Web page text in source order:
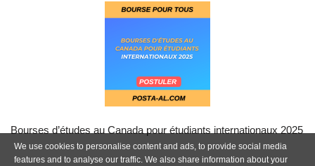
Bourses d’études au Canada pour étudiants internationaux 2025
We use cookies to personalise content and ads, to provide social media
features and to analyse our traffic. We also share information about your